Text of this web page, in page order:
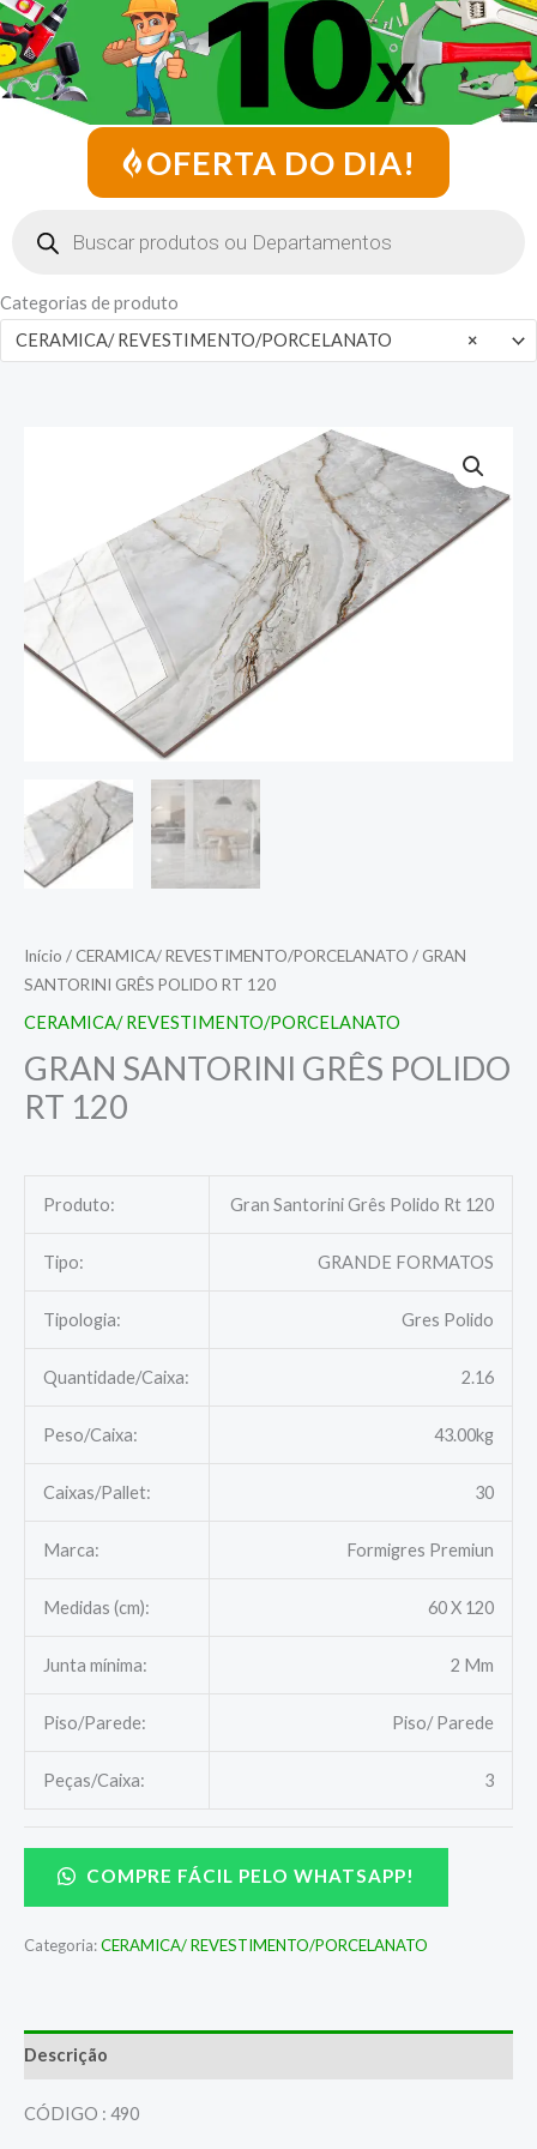
OFERTA DO DIA!
Categorias de produto
×
CERAMICA/ REVESTIMENTO/PORCELANATO
Início / CERAMICA/ REVESTIMENTO/PORCELANATO / GRAN
SANTORINI GRÊS POLIDO RT 120
CERAMICA/ REVESTIMENTO/PORCELANATO
GRAN SANTORINI GRÊS POLIDO
RT 120
Produto: Gran Santorini Grês Polido Rt 120
Tipo: GRANDE FORMATOS
Tipologia: Gres Polido
Quantidade/Caixa: 2.16
Peso/Caixa: 43.00kg
Caixas/Pallet: 30
Marca: Formigres Premiun
Medidas (cm): 60 X 120
Junta mínima: 2 Mm
Piso/Parede: Piso/ Parede
Peças/Caixa: 3
COMPRE FÁCIL PELO WHATSAPP!
Categoria:CERAMICA/ REVESTIMENTO/PORCELANATO
Descrição
CÓDIGO : 490